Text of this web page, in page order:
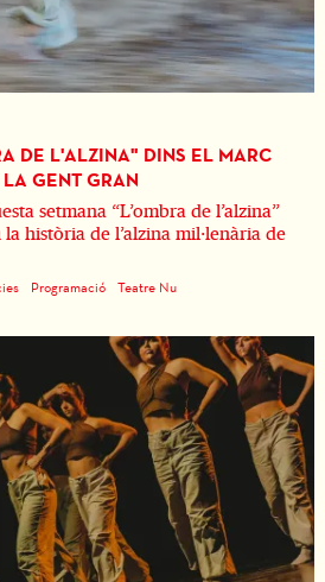
DE L'ALZINA" DINS EL MARC
GENT GRAN
setmana “L’ombra de l’alzina”
història de l’alzina mil·lenària de
Programació Teatre Nu